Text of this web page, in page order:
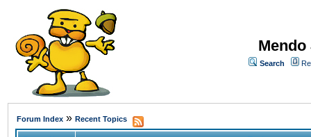
Search
Forum Index » Recent Topics